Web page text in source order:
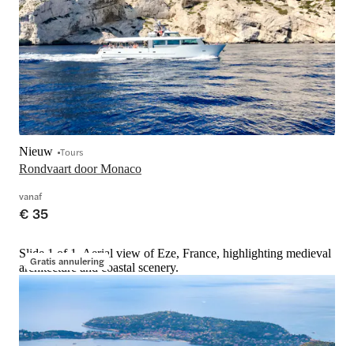
Rondvaart door Monaco
Nieuw Tours
vanaf
€ 35
Gratis annulering
Slide 1 of 1, Aerial view of Eze, France, highlighting medieval
architecture and coastal scenery.